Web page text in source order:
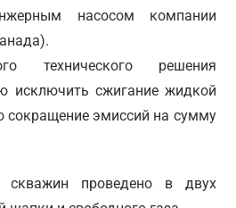
насосом компании
технического решения
исключить сжигание жидкой
сокращение эмиссий на сумму
скважин проведено в двух